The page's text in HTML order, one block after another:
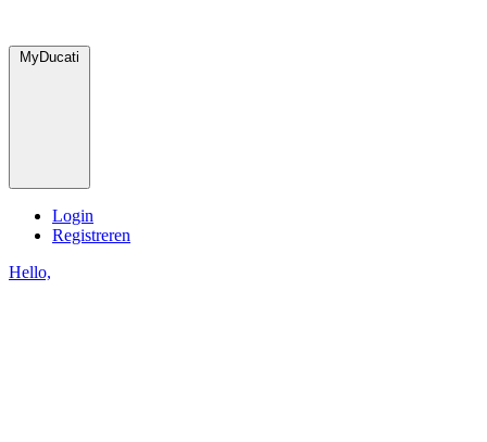
MyDucati
Login
Registreren
Hello,